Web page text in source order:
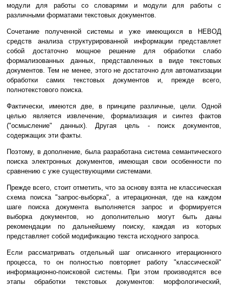
модули для работы со словарями и модули для работы с
различными форматами текстовых документов.
Сочетание полученной системы и уже имеющихся в НЕВОД
средств анализа структурированной информации представляет
собой достаточно мощное решение для обработки слабо
формализованных данных, представленных в виде текстовых
документов. Тем не менее, этого не достаточно для автоматизации
обработки самих текстовых документов и, прежде всего,
полнотекстового поиска.
Фактически, имеются две, в принципе различные, цели. Одной
целью является извлечение, формализация и синтез фактов
("осмысление" данных). Другая цель - поиск документов,
содержащих эти факты.
Поэтому, в дополнение, была разработана система семантического
поиска электронных документов, имеющая свои особенности по
сравнению с уже существующими системами.
Прежде всего, стоит отметить, что за основу взята не классическая
схема поиска "запрос-выборка", а итерационная, где на каждом
шаге поиска документа выполняется запрос и формируется
выборка документов, но дополнительно могут быть даны
рекомендации по дальнейшему поиску, каждая из которых
представляет собой модификацию текста исходного запроса.
Если рассматривать отдельный шаг описанного итерационного
процесса, то он полностью повторяет работу "классической"
информационно-поисковой системы. При этом производятся все
этапы обработки текстовых документов: морфологический,